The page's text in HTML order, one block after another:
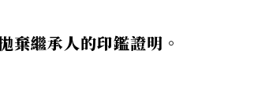
棄繼承人的印鑑證明。